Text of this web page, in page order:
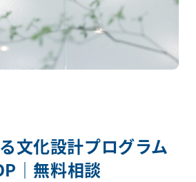
文化設計プログラム
｜無料相談